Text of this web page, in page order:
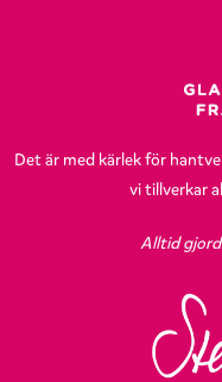
Det är med kärlek för
vi tillverkar
Alltid gjord